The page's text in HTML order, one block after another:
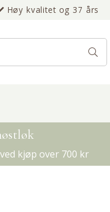
Høy kvalitet og 37 års
kjøp over 700 kr